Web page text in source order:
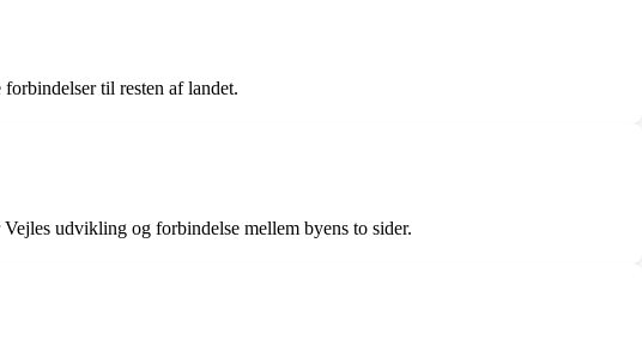
til resten af landet.
udvikling og forbindelse mellem byens to sider.